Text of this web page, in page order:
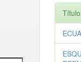
Título